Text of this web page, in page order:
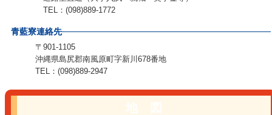
TEL：(098)889-1772
青藍寮連絡先
〒901-1105
沖縄県島尻郡南風原町字新川678番地
TEL：(098)889-2947